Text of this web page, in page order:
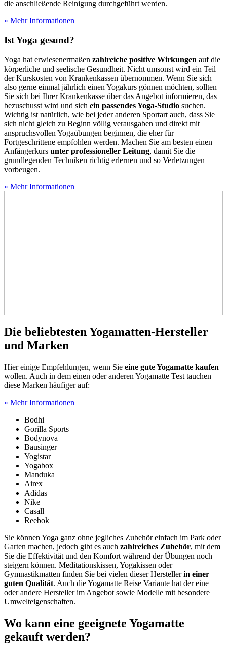
die anschließende Reinigung durchgeführt werden.
» Mehr Informationen
Ist Yoga gesund?
Yoga hat erwiesenermaßen zahlreiche positive Wirkungen auf die
körperliche und seelische Gesundheit. Nicht umsonst wird ein Teil
der Kurskosten von Krankenkassen übernommen. Wenn Sie sich
also gerne einmal jährlich einen Yogakurs gönnen möchten, sollten
Sie sich bei Ihrer Krankenkasse über das Angebot informieren, das
bezuschusst wird und sich ein passendes Yoga-Studio suchen.
Wichtig ist natürlich, wie bei jeder anderen Sportart auch, dass Sie
sich nicht gleich zu Beginn völlig verausgaben und direkt mit
anspruchsvollen Yogaübungen beginnen, die eher für
Fortgeschrittene empfohlen werden. Machen Sie am besten einen
Anfängerkurs unter professioneller Leitung, damit Sie die
grundlegenden Techniken richtig erlernen und so Verletzungen
vorbeugen.
» Mehr Informationen
Die beliebtesten Yogamatten-Hersteller
und Marken
Hier einige Empfehlungen, wenn Sie eine gute Yogamatte kaufen
wollen. Auch in dem einen oder anderen Yogamatte Test tauchen
diese Marken häufiger auf:
» Mehr Informationen
Bodhi
Gorilla Sports
Bodynova
Bausinger
Yogistar
Yogabox
Manduka
Airex
Adidas
Nike
Casall
Reebok
Sie können Yoga ganz ohne jegliches Zubehör einfach im Park oder
Garten machen, jedoch gibt es auch zahlreiches Zubehör, mit dem
Sie die Effektivität und den Komfort während der Übungen noch
steigern können. Meditationskissen, Yogakissen oder
Gymnastikmatten finden Sie bei vielen dieser Herstellerin einer
guten Qualität. Auch die Yogamatte Reise Variante hat der eine
oder andere Hersteller im Angebot sowie Modelle mit besondere
Umwelteigenschaften.
Wo kann eine geeignete Yogamatte
gekauft werden?